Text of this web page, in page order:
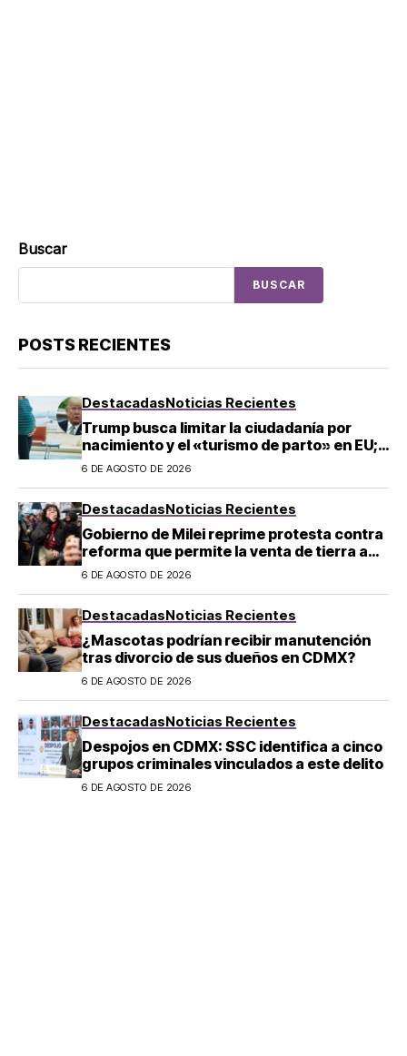
Buscar
BUSCAR
POSTS RECIENTES
DestacadasNoticias Recientes
Trump busca limitar la ciudadanía por
nacimiento y el «turismo de parto» en EU;
¿a quién afecta?
6 DE AGOSTO DE 2026
DestacadasNoticias Recientes
Gobierno de Milei reprime protesta contra
reforma que permite la venta de tierra a
extranjeros en Argentina
6 DE AGOSTO DE 2026
DestacadasNoticias Recientes
¿Mascotas podrían recibir manutención
tras divorcio de sus dueños en CDMX?
6 DE AGOSTO DE 2026
DestacadasNoticias Recientes
Despojos en CDMX: SSC identifica a cinco
grupos criminales vinculados a este delito
6 DE AGOSTO DE 2026